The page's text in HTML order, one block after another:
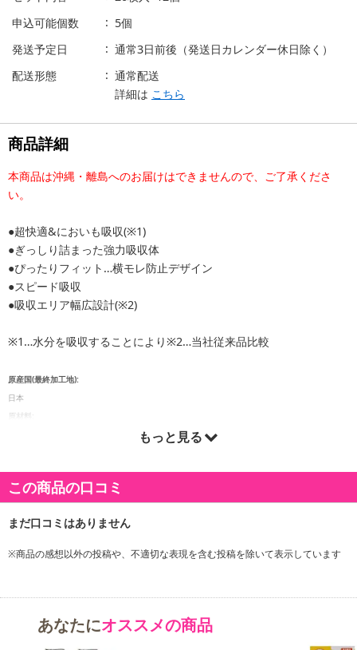
申込可能個数
5個
発送予定日
通常3日前後（発送日カレンダー休日除く）
配送形態
通常配送
詳細は こちら
商品詳細
本商品は沖縄・離島へのお届けはできませんので、ご了承くださ
い。
●超快適&においも吸収(※1)
●ぎっしり詰まった強力吸収体
●ぴったりフィット…横モレ防止デザイン
●スピード吸収
●吸収エリア幅広設計(※2)
※1…水分を吸収することにより※2…当社従来品比較
原産国(最終加工地):
日本
表面材：ポリオレフィン不織布／吸水材：綿状パルプ、高分子吸水材／防水材(バックシート)：
注意事項
【キャンセルについて】
※お申込み後のキャンセルはお受けできません。
※パッケージ変更や商品リニューアル(成分など含む)等により、参考
の掲載画像や画像内のバーコードなど、お届け商品と多少異なる場
もっと見る
この商品の口コミ
※商品の感想以外の投稿や、不適切な表現を含む投稿を除いて表示しています
あなたにオススメの商品